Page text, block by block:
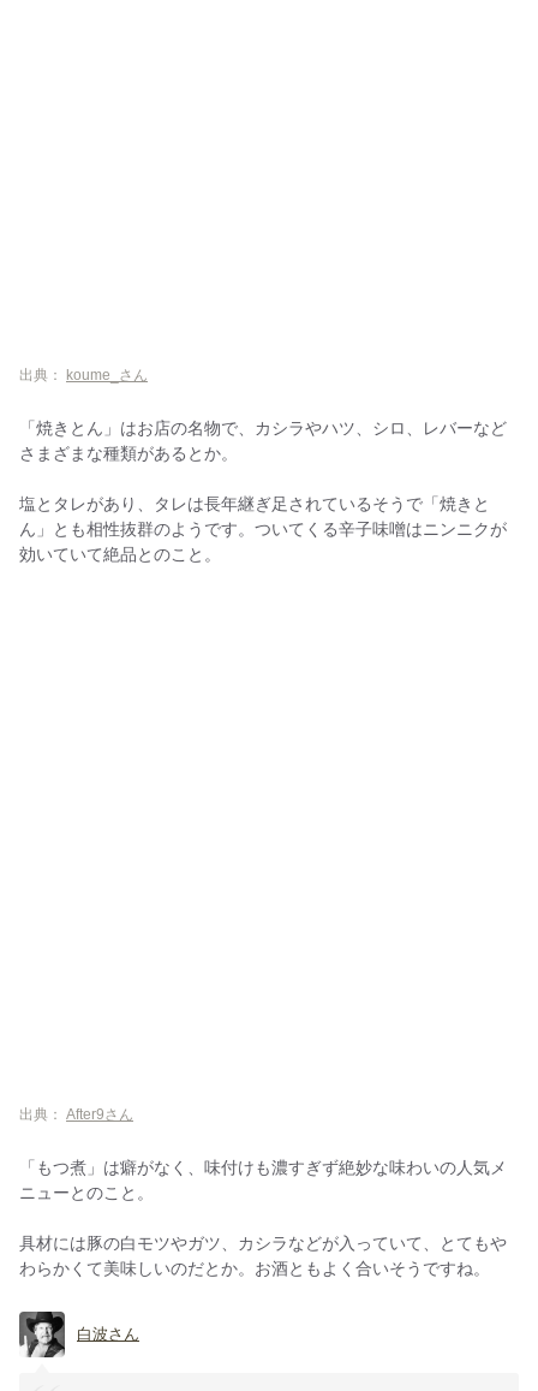
出典： koume_さん
「焼きとん」はお店の名物で、カシラやハツ、シロ、レバーなど
さまざまな種類があるとか。
塩とタレがあり、タレは長年継ぎ足されているそうで「焼きと
ん」とも相性抜群のようです。ついてくる辛子味噌はニンニクが
効いていて絶品とのこと。
出典： After9さん
「もつ煮」は癖がなく、味付けも濃すぎず絶妙な味わいの人気メ
ニューとのこと。
具材には豚の白モツやガツ、カシラなどが入っていて、とてもや
わらかくて美味しいのだとか。お酒ともよく合いそうですね。
白波さん